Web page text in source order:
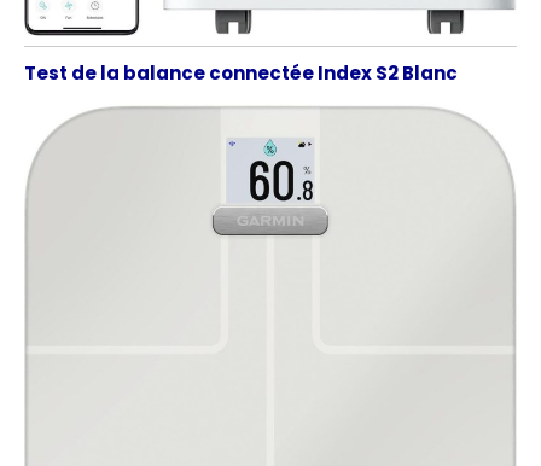
Test de la balance connectée Index S2 Blanc